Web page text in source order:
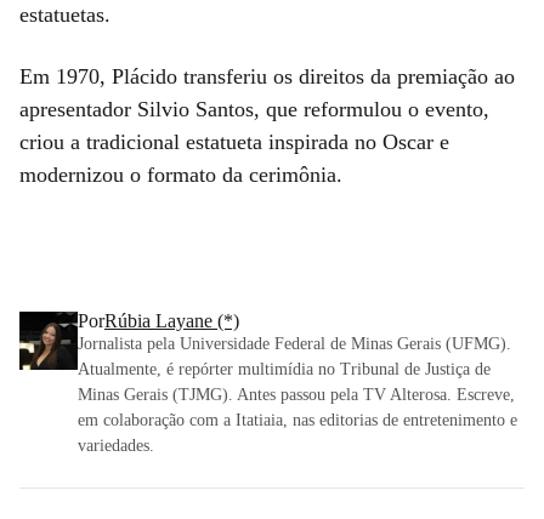
estatuetas.
Em 1970, Plácido transferiu os direitos da premiação ao
apresentador Silvio Santos, que reformulou o evento,
criou a tradicional estatueta inspirada no Oscar e
modernizou o formato da cerimônia.
PorRúbia Layane (*)
Jornalista pela Universidade Federal de Minas Gerais (UFMG).
Atualmente, é repórter multimídia no Tribunal de Justiça de
Minas Gerais (TJMG). Antes passou pela TV Alterosa. Escreve,
em colaboração com a Itatiaia, nas editorias de entretenimento e
variedades.